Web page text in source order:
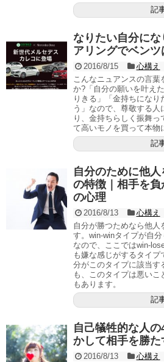
記
なりたい自分に
アリングでベン
2016/8/15
心構え
こんなニュアンスの言葉
か?「自分の願いを叶え
りきる」「金持ちにな
う」なので、尊敬する
り、金持ちらしく振舞っ
て高いモノを買って本物
記
自分のために他
の特徴｜相手を
の心理
2016/8/13
心構え
自分が勝つためなら他人
す。win-winタイプが自
なので、ここではwin-
も嫌な感じがするタイプ
分がこのタイプに該当す
も、このタイプは悪い
もあります。
記
自己犠牲的な人
かして相手を勝
2016/8/13
心構え